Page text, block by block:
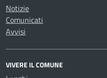
Notizie
Comunicati
Avvisi
VIVERE IL COMUNE